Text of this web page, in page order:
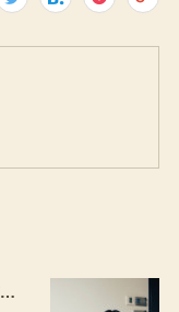
【TV出演情報】7月31日（金）テレビ東京「流派-R since2001」